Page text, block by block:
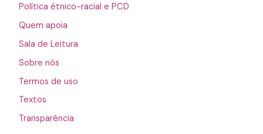
Política étnico-racial e PCD
Quem apoia
Sala de Leitura
Sobre nós
Termos de uso
Textos
Transparência